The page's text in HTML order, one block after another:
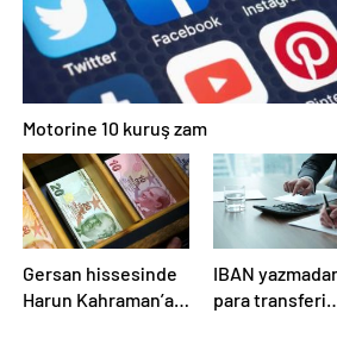
Motorine 10 kuruş zam
Gersan hissesinde
Harun Kahraman’a
IBAN
para transferi